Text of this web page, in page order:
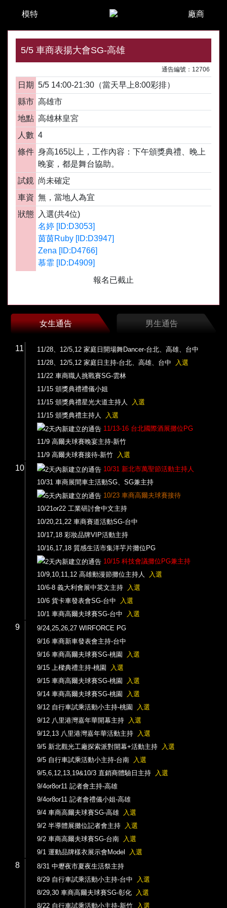
模特 廠商
女生通告 男生通告
11
11/28、12/5,12 家庭日開場舞Dancer-台北、高雄、台中
11/28、12/5,12 家庭日主持-台北、高雄、台中
入選
11/22 車商職人挑戰賽SG-雲林
11/15 頒獎典禮禮儀小姐
11/15 頒獎典禮星光大道主持人
入選
11/15 頒獎典禮主持人
入選
11/13-16 台北國際酒展攤位PG
11/9 高爾夫球賽晚宴主持-新竹
11/9 高爾夫球賽接待-新竹
入選
10
10/31 新北市萬聖節活動主持人
10/31 車商展間車主活動SG、SG兼主持
10/23 車商高爾夫球賽接待
10/21or22 工業研討會中文主持
10/20,21,22 車商賽道活動SG-台中
10/17,18 彩妝品牌VIP活動主持
10/16,17,18 質感生活市集洋芋片攤位PG
10/15 科技會議攤位PG兼主持
10/9,10,11,12 高雄動漫節攤位主持人
入選
10/6-8 義大利會展中英文主持
入選
10/6 貨卡車發表會SG-台中
入選
10/1 車商高爾夫球賽SG-台中
入選
9
9/24,25,26,27 WIRFORCE PG
9/16 車商新車發表會主持-台中
9/16 車商高爾夫球賽SG-桃園
入選
9/15 上樑典禮主持-桃園
入選
9/15 車商高爾夫球賽SG-桃園
入選
9/14 車商高爾夫球賽SG-桃園
入選
9/12 自行車試乘活動小主持-桃園
入選
9/12 八里港灣嘉年華開幕主持
入選
9/12,13 八里港灣嘉年華活動主持
入選
9/5 新北觀光工廠探索派對開幕+活動主持
入選
9/5 自行車試乘活動小主持-台南
入選
9/5,6,12,13,19&10/3 直銷商體驗日主持
入選
9/4or8or11 記者會主持-高雄
9/4or8or11 記者會禮儀小姐-高雄
9/4 車商高爾夫球賽SG-高雄
入選
9/2 半導體展攤位記者會主持
入選
9/2 車商高爾夫球賽SG-台南
入選
9/1 運動品牌樣衣展示會Model
入選
8
8/31 中壢夜市夏夜生活祭主持
8/29 自行車試乘活動小主持-台中
入選
8/29,30 車商高爾夫球賽SG-彰化
入選
8/22 自行車試乘活動小主持-新竹
入選
5/5 車商表揚大會SG-高雄
通告編號：12706
日期 5/5 14:00-21:30（當天早上8:00彩排）
縣市 高雄市
地點 高雄林皇宮
人數 4
條件 身高165以上，工作內容：下午頒獎典禮、晚上
晚宴，都是舞台協助。
試鏡 尚未確定
車資 無，當地人為宜
狀態
入選(共4位)
名婷 [ID:D3053]
茵茵Ruby [ID:D3947]
Zena [ID:D4766]
慕霏 [ID:D4909]
報名已截止